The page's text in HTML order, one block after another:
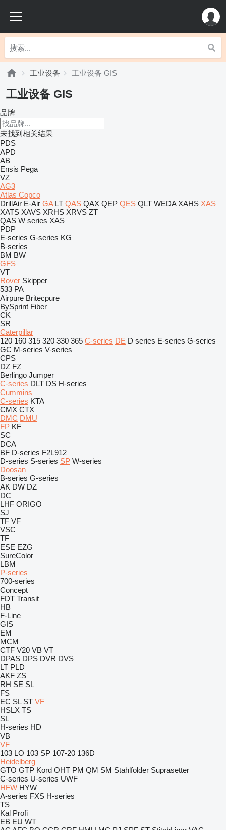
工业设备 工业设备 GIS
工业设备 GIS
品牌
未找到相关结果
PDS
APD
AB
Ensis Pega
VZ
AG3
Atlas Copco
DrillAir E-Air GA LT QAS QAX QEP QES QLT WEDA XAHS XAS
XATS XAVS XRHS XRVS ZT
QAS W series XAS
PDP
E-series G-series KG
B-series
BM BW
GFS
VT
Rover Skipper
533 PA
Airpure Britecpure
BySprint Fiber
CK
SR
Caterpillar
120 160 315 320 330 365 C-series DE D series E-series G-series
GC M-series V-series
CPS
DZ FZ
Berlingo Jumper
C-series DLT DS H-series
Cummins
C-series KTA
CMX CTX
DMC DMU
FP KF
SC
DCA
BF D-series F2L912
D-series S-series SP W-series
Doosan
B-series G-series
AK DW DZ
DC
LHF ORIGO
SJ
TF VF
VSC
TF
ESE EZG
SureColor
LBM
P-series
700-series
Concept
FDT Transit
HB
F-Line
GIS
EM
MCM
CTF V20 VB VT
DPAS DPS DVR DVS
LT PLD
AKF ZS
RH SE SL
FS
EC SL ST VF
HSLX TS
SL
H-series HD
VB
VF
103 LO 103 SP 107-20 136D
Heidelberg
GTO GTP Kord OHT PM QM SM Stahlfolder Suprasetter
C-series U-series UWF
HFW HYW
A-series FXS H-series
TS
Kal Profi
EB EU WT